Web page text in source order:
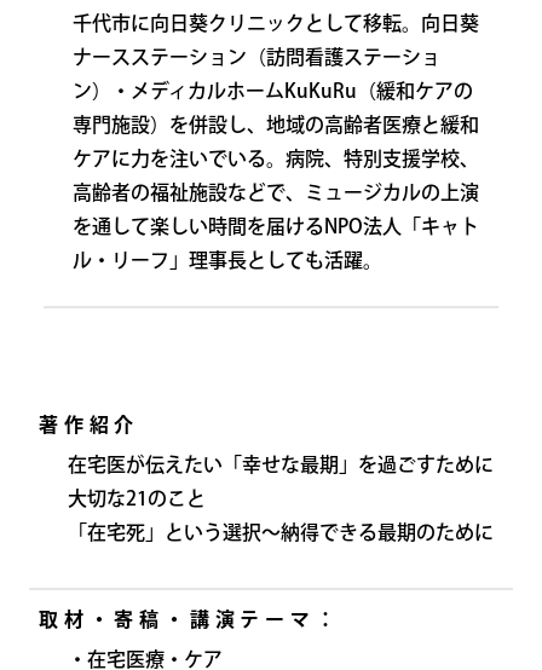
千代市に向日葵クリニックとして移転。向日葵
ナースステーション（訪問看護ステーショ
ン）・メディカルホームKuKuRu（緩和ケアの
専門施設）を併設し、地域の高齢者医療と緩和
ケアに力を注いでいる。病院、特別支援学校、
高齢者の福祉施設などで、ミュージカルの上演
を通して楽しい時間を届けるNPO法人「キャト
ル・リーフ」理事長としても活躍。
著作紹介
在宅医が伝えたい「幸せな最期」を過ごすために
大切な21のこと
「在宅死」という選択～納得できる最期のために
取材・寄稿・講演テーマ：
・在宅医療・ケア